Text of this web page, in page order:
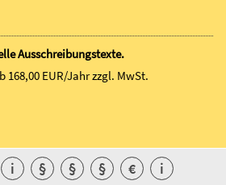
Ausschreibungstexte.
168,00 EUR/Jahrzzgl. MwSt.
i § § § € i